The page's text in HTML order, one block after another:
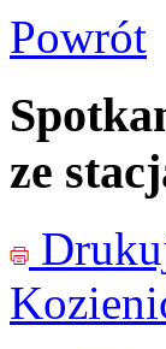
Powrót
ze